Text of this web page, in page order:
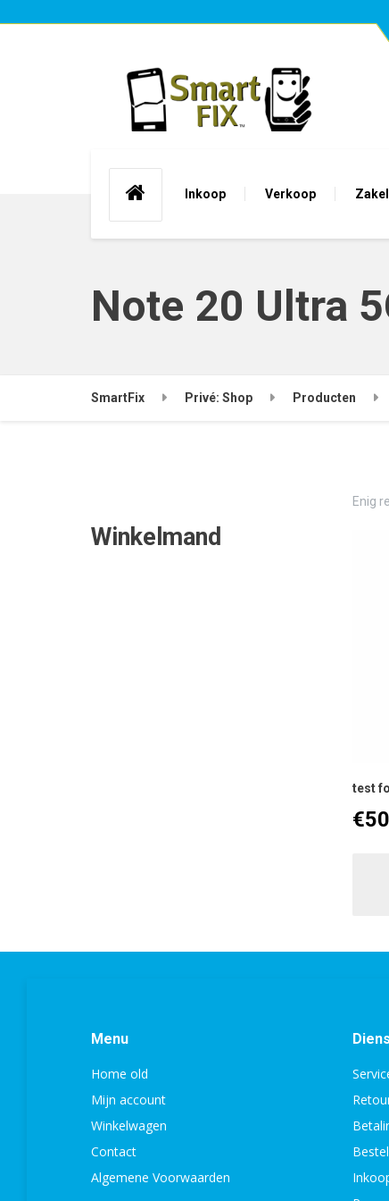
Inkoop Verkoop
Note 20 Ultra
SmartFix Privé: Shop Producten
Enig
test
€
Winkelmand
Menu
Home old
Mijn account
Winkelwagen
Contact
Algemene Voorwaarden